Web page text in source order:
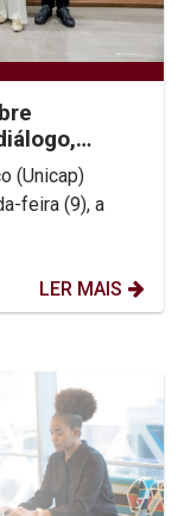
(Unicap)
feira (9), a
LER MAIS